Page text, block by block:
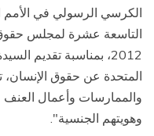
الكرسي الرسولي في الأمم
2012، بمناسبة تقديم
المتحدة عن حقوق الإنسان،
والممارسات وأعمال
وهويتهم الجنسية".